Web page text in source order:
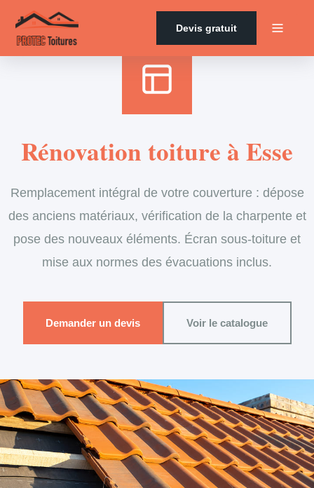
Devis gratuit
Rénovation toiture à Esse
Remplacement intégral de votre couverture : dépose
des anciens matériaux, vérification de la charpente et
pose des nouveaux éléments. Écran sous-toiture et
mise aux normes des évacuations inclus.
Demander un devis Voir le catalogue